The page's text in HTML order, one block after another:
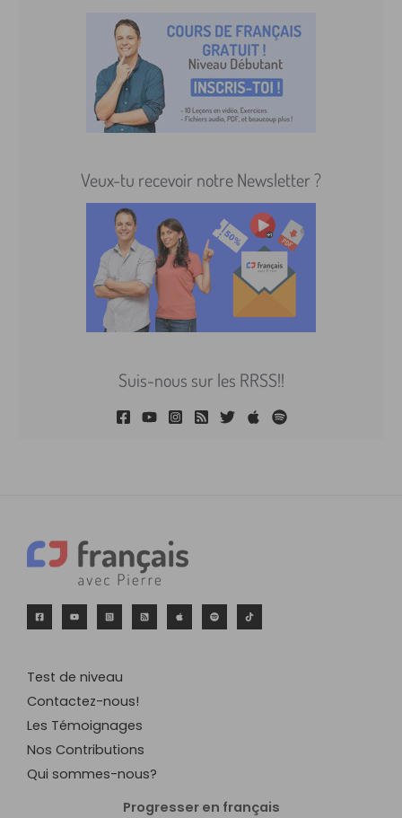
Veux-tu recevoir notre Newsletter ?
Suis-nous sur les RRSS!!
Test de niveau
Contactez-nous!
Les Témoignages
Nos Contributions
Qui sommes-nous?
Progresser en français